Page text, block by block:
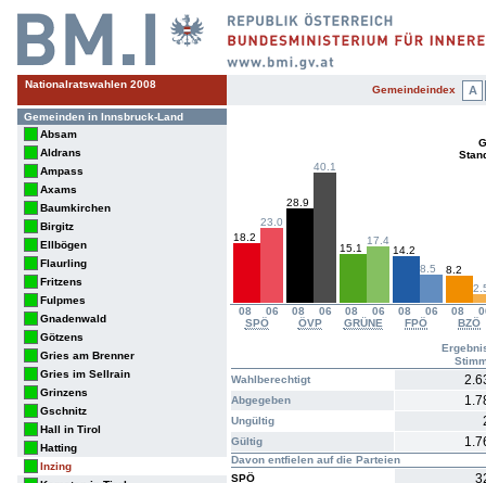
Nationalratswahlen 2008 Gemeindeindex A
Gemeinden in Innsbruck-Land
Absam
Aldrans
Ampass
Axams
Baumkirchen
Birgitz
Ellbögen
Flaurling
Fritzens
Fulpmes
Gnadenwald
Götzens
Gries am Brenner
Gries im Sellrain
Grinzens
Gschnitz
Hall in Tirol
Hatting
Inzing
08 06 08 06 08 06 08 06 08
SPÖ
ÖVP GRÜNE FPÖ BZÖ
18.2
23.0
28.9
40.1
15.1
17.4
14.2
8.5
8.2
Wahlberechtigt
Abgegeben
Ungültig
Gültig
Davon entfielen auf die Parteien
SPÖ